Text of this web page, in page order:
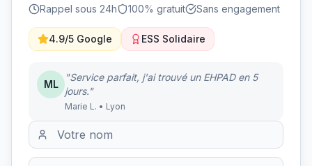
Rappel sous 24h 100% gratuit Sans engagement
4.9/5 Google ESS Solidaire
ML
"Service parfait, j'ai trouvé un EHPAD en 5
jours."
Marie L. • Lyon